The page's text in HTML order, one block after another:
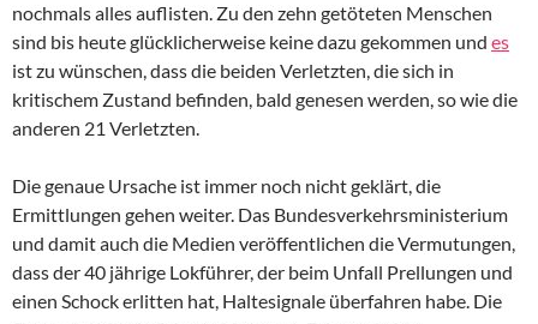
nochmals alles auflisten. Zu den zehn getöteten Menschen
sind bis heute glücklicherweise keine dazu gekommen und es
ist zu wünschen, dass die beiden Verletzten, die sich in
kritischem Zustand befinden, bald genesen werden, so wie die
anderen 21 Verletzten.
Die genaue Ursache ist immer noch nicht geklärt, die
Ermittlungen gehen weiter. Das Bundesverkehrsministerium
und damit auch die Medien veröffentlichen die Vermutungen,
dass der 40 jährige Lokführer, der beim Unfall Prellungen und
einen Schock erlitten hat, Haltesignale überfahren habe. Die